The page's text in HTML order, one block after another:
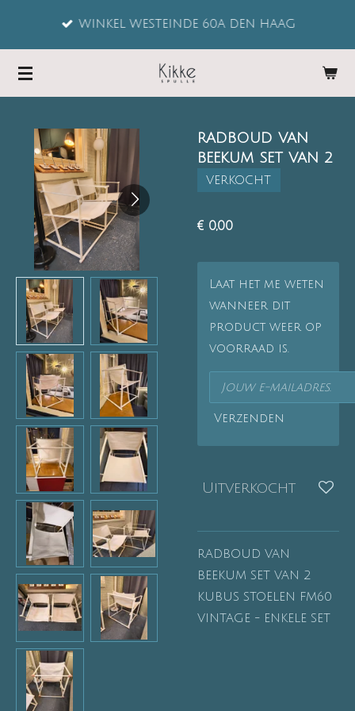
de
WINKEL WESTEINDE 60A DEN HAAG
RADBOUD VAN
BEEKUM SET VAN 2
VERKOCHT
€ 0,00
Laat het me weten
wanneer dit
product weer op
voorraad is.
Verzenden
Uitverkocht
RADBOUD VAN
BEEKUM SET VAN 2
KUBUS STOELEN FM60
VINTAGE - ENKELE SET